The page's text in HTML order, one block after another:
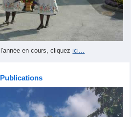
en cours, cliquezici...
Publications